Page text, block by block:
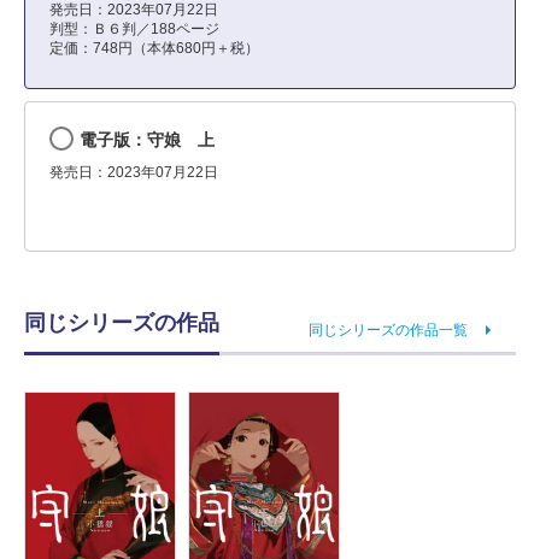
発売日：2023年07月22日
判型：Ｂ６判／188ページ
定価：748円（本体680円＋税）
電子版：守娘 上
発売日：2023年07月22日
同じシリーズの作品 同じシリーズの作品一覧